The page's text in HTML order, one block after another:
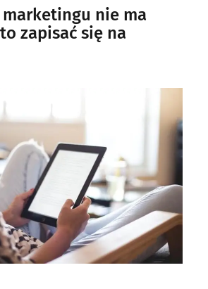
marketingu nie ma
zapisać się na